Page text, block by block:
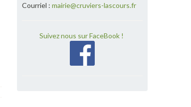
Courriel : mairie@cruviers-lascours.fr
Suivez nous sur FaceBook !